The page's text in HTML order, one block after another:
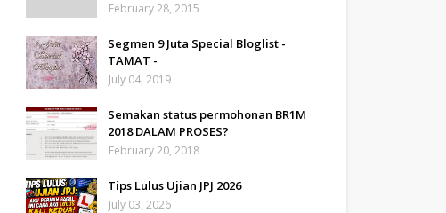
February 28, 2015
Segmen 9 Juta Special Bloglist -
TAMAT -
July 04, 2019
Semakan status permohonan BR1M
2018 DALAM PROSES?
February 20, 2018
Tips Lulus Ujian JPJ 2026
July 03, 2026